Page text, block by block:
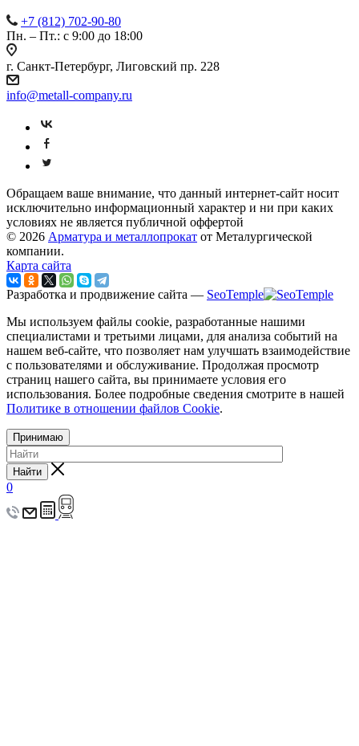
+7 (812) 702-90-80
Пн. – Пт.: с 9:00 до 18:00
г. Санкт-Петербург, Лиговский пр. 228
info@metall-company.ru
Обращаем ваше внимание, что данный интернет-сайт носит
исключительно информационный характер и ни при каких
условиях не является публичной оффертой
© 2026 Арматура и металлопрокат от Металургической
компании.
Карта сайта
Разработка и продвижение сайта — SeoTemple
Мы используем файлы cookie, разработанные нашими
специалистами и третьими лицами, для анализа событий на
нашем веб-сайте, что позволяет нам улучшать взаимодействие
с пользователями и обслуживание. Продолжая просмотр
страниц нашего сайта, вы принимаете условия его
использования. Более подробные сведения смотрите в нашей
Политике в отношении файлов Cookie.
Принимаю
Найти
0